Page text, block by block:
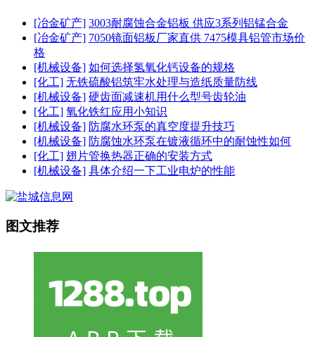
[冶金矿产] 3003耐腐蚀合金铝板 供应3系列铝锰合金
[冶金矿产] 7050镜面铝板厂家直供 7475模具铝管市场价
格
[机械设备] 如何选择氢氧化钙设备的规格
[化工] 无铁硫酸铝筑牢水处理与造纸质量防线
[机械设备] 硬齿面减速机用什么型号齿轮油
[化工] 氧化铁红应用小知识
[机械设备] 防腐水环泵的真空度提升技巧
[机械设备] 防腐蚀水环泵在镀液循环中的耐蚀性如何
[化工] 翅片管换热器正确的安装方式
[机械设备] 具体介绍一下工业电炉的性能
图文推荐